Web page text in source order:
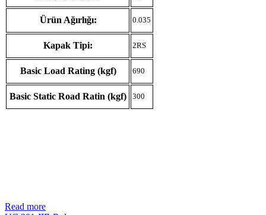
Ürün Ağırlığı: 0.035
Kapak Tipi: 2RS
Basic Load Rating (kgf) 690
Basic Static Road Ratin (kgf) 300
Read more